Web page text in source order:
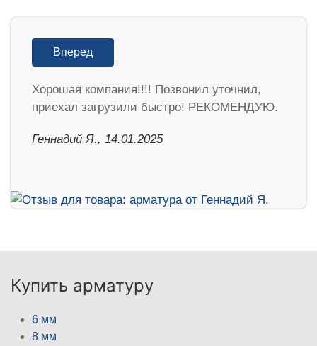
Вперед
Хорошая компания!!!! Позвонил уточнил,
приехал загрузили быстро! РЕКОМЕНДУЮ.
Геннадий Я., 14.01.2025
Купить арматуру
6 мм
8 мм